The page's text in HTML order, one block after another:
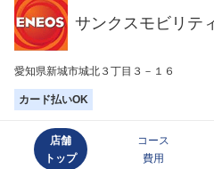
サンクスモビリテ
愛知県新城市城北３丁目３－１６
カード払いOK
店舗
トップ
コース
費用